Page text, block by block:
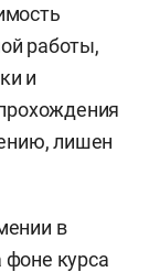
работы,
и
лишен
в
курса